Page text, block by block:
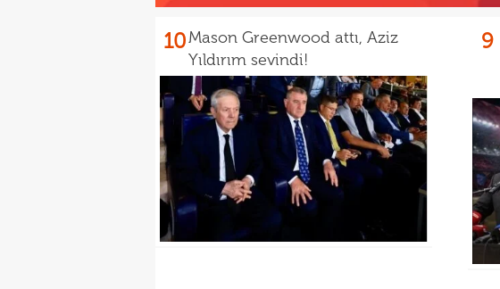
10Mason Greenwood attı, Aziz
Yıldırım sevindi!
9